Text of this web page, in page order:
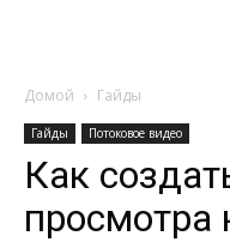
Домой Гайды
Гайды Потоковое видео
Как
просмотра